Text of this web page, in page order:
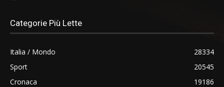
Categorie Più Lette
Italia / Mondo
28334
Sport
20545
Cronaca
19186